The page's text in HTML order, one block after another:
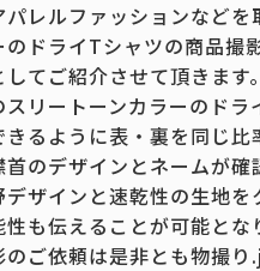
パレルファッションなど
のドライTシャツの商品撮
てご紹介させて頂きます。
スリートーンカラーのド
きるように表・裏を同じ
のデザインとネームが確
ザインと速乾性の生地
も伝えることが可能とな
のご依頼は是非とも物撮